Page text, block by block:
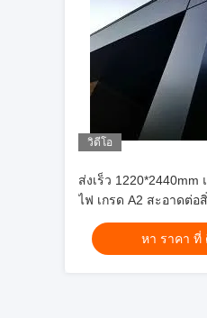
วิดีโอ
ส่งเร็ว
ไฟ เกรด A2 สะอาดต่อ
ตกแต่งรถไฟใต้ดิน
หา ราคา ที่